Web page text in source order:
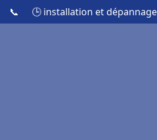
📞 🕒 installation et